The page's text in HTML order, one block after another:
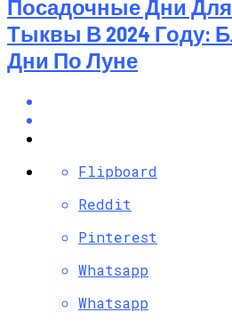
Посадочные Дни
Тыквы В 2024 Году:
Дни По Луне
Flipboard
Reddit
Pinterest
Whatsapp
Whatsapp